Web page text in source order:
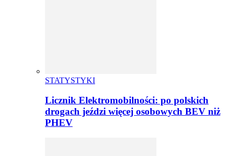
STATYSTYKI
Licznik Elektromobilności: po polskich
drogach jeździ więcej osobowych BEV niż
PHEV